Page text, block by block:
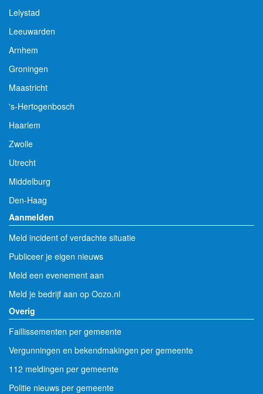
Lelystad
Leeuwarden
Arnhem
Groningen
Maastricht
's-Hertogenbosch
Haarlem
Zwolle
Utrecht
Middelburg
Den-Haag
Aanmelden
Meld incident of verdachte situatie
Publiceer je eigen nieuws
Meld een evenement aan
Meld je bedrijf aan op Oozo.nl
Overig
Faillissementen per gemeente
Vergunningen en bekendmakingen per gemeente
112 meldingen per gemeente
Politie nieuws per gemeente